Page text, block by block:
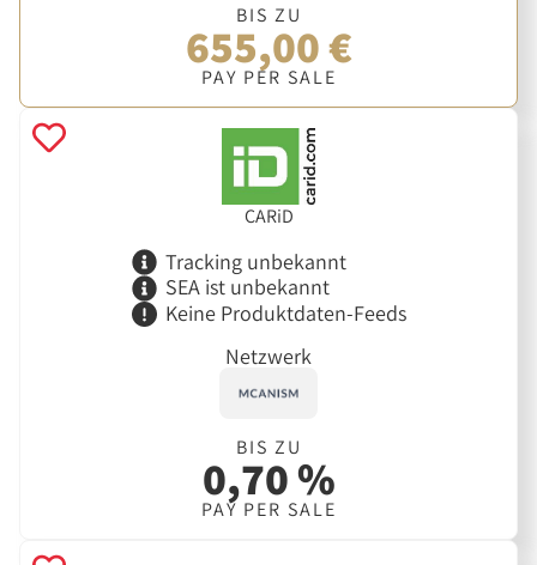
BIS ZU
655,00 €
PAY PER SALE
CARiD
Tracking unbekannt
SEA ist unbekannt
Keine Produktdaten-Feeds
Netzwerk
BIS ZU
0,70 %
PAY PER SALE